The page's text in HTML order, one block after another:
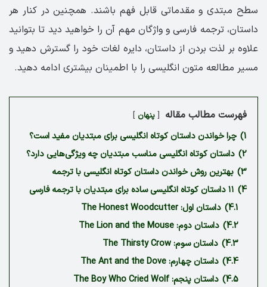
سطح مبتدی و مقدماتی قابل فهم باشند. همچنین در کنار هر
داستان، ترجمه فارسی و واژگان مهم آن را خواهید دید تا بتوانید
علاوه بر لذت بردن از داستان، دایره لغات خود را گسترش دهید و
مسیر مطالعه متون انگلیسی را با اطمینان بیشتری ادامه دهید.
فهرست مطالب مقاله پنهان
1) چرا خواندن داستان کوتاه انگلیسی برای مبتدیان مفید است؟
2) داستان کوتاه انگلیسی مناسب مبتدیان چه ویژگی‌هایی دارد؟
3) بهترین روش خواندن داستان کوتاه انگلیسی با ترجمه
4)
۱۱ داستان کوتاه انگلیسی ساده برای مبتدیان با ترجمه فارسی
4.1) داستان اول: The Honest Woodcutter
4.2) داستان دوم: The Lion and the Mouse
4.3) داستان سوم: The Thirsty Crow
4.4) داستان چهارم: The Ant and the Dove
4.5) داستان پنجم: The Boy Who Cried Wolf